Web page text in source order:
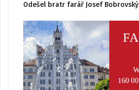
Odešel bratr farář Josef Bobrovský